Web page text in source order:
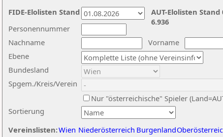
Nachname
Vorname
Ebene
Sortierung
Personennummer
Bundesland
Spgem./Kreis/Verein
Nur "österreichische" Spieler
Vereinslisten:Wien Niederösterreich Burgenland
AUT-Elolisten
6.936
FIDE-Elolisten Stand